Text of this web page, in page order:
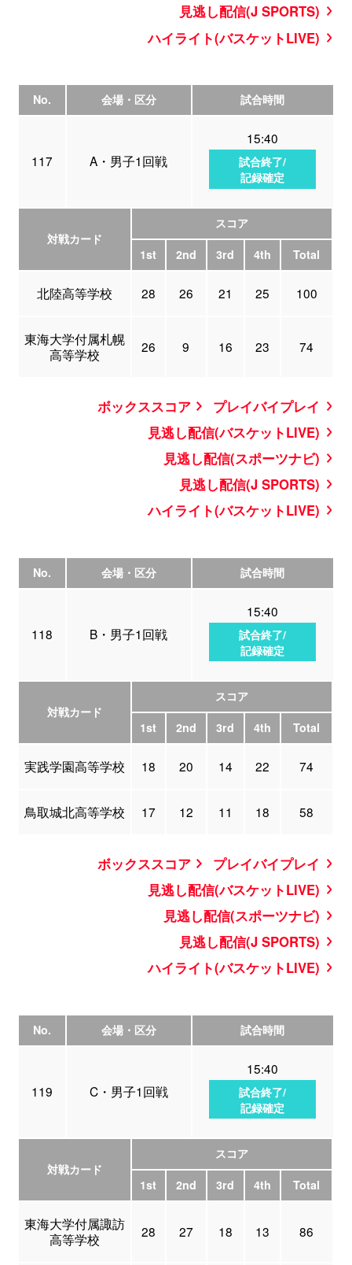
見逃し配信(J SPORTS)
ハイライト(バスケットLIVE)
No. 会場・区分 試合時間
117 A・男子1回戦
15:40
試合終了/
記録確定
対戦カード
スコア
1st
2nd 3rd 4th Total
北陸高等学校 28 26 21 25 100
東海大学付属札幌
高等学校
26 9 16 23 74
ボックススコア
プレイバイプレイ
見逃し配信(バスケットLIVE)
見逃し配信(スポーツナビ)
見逃し配信(J SPORTS)
ハイライト(バスケットLIVE)
No. 会場・区分 試合時間
118 B・男子1回戦
15:40
試合終了/
記録確定
対戦カード
スコア
1st
2nd 3rd 4th Total
実践学園高等学校 18 20 14 22 74
鳥取城北高等学校 17 12 11 18 58
ボックススコア
プレイバイプレイ
見逃し配信(バスケットLIVE)
見逃し配信(スポーツナビ)
見逃し配信(J SPORTS)
ハイライト(バスケットLIVE)
No. 会場・区分 試合時間
119 C・男子1回戦
15:40
試合終了/
記録確定
対戦カード
スコア
1st
2nd 3rd 4th Total
東海大学付属諏訪
高等学校
28 27 18 13 86